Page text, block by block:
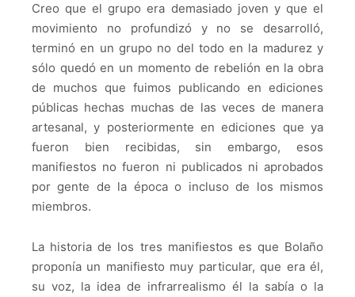
Creo que el grupo era demasiado joven y que el
movimiento no profundizó y no se desarrolló,
terminó en un grupo no del todo en la madurez y
sólo quedó en un momento de rebelión en la obra
de muchos que fuimos publicando en ediciones
públicas hechas muchas de las veces de manera
artesanal, y posteriormente en ediciones que ya
fueron bien recibidas, sin embargo, esos
manifiestos no fueron ni publicados ni aprobados
por gente de la época o incluso de los mismos
miembros.
La historia de los tres manifiestos es que Bolaño
proponía un manifiesto muy particular, que era él,
su voz, la idea de infrarrealismo él la sabía o la